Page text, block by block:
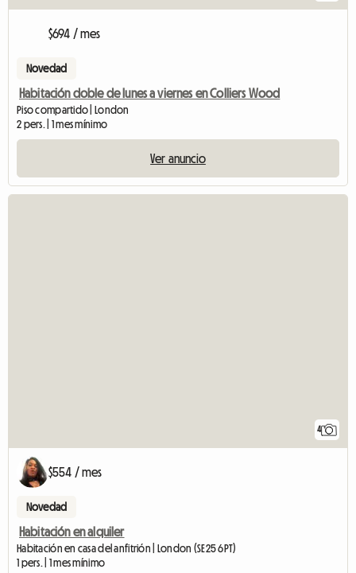
$694 / mes
Novedad
Habitación doble de lunes a viernes en Colliers Wood
Piso compartido | London
2 pers. | 1 mes mínimo
Ver anuncio
4
$554 / mes
Novedad
Habitación en alquiler
Habitación en casa del anfitrión | London (SE25 6PT)
1 pers. | 1 mes mínimo